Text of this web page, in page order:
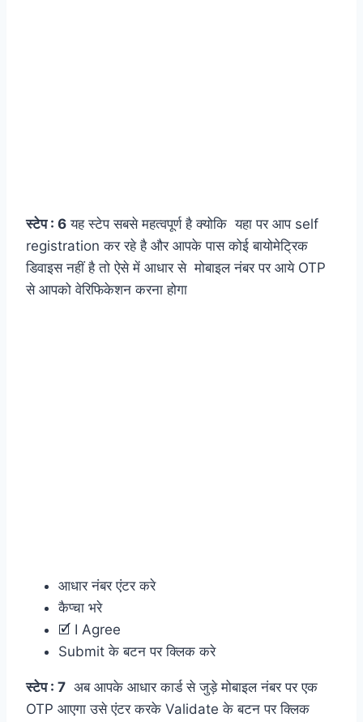
स्टेप : 6 यह स्टेप सबसे महत्वपूर्ण है क्योकि यहा पर आप self
registration कर रहे है और आपके पास कोई बायोमेट्रिक
डिवाइस नहीं है तो ऐसे में आधार से मोबाइल नंबर पर आये OTP
से आपको वेरिफिकेशन करना होगा
आधार नंबर एंटर करे
कैप्चा भरे
🗹 I Agree
Submit के बटन पर क्लिक करे
स्टेप : 7 अब आपके आधार कार्ड से जुड़े मोबाइल नंबर पर एक
OTP आएगा उसे एंटर करके Validate के बटन पर क्लिक